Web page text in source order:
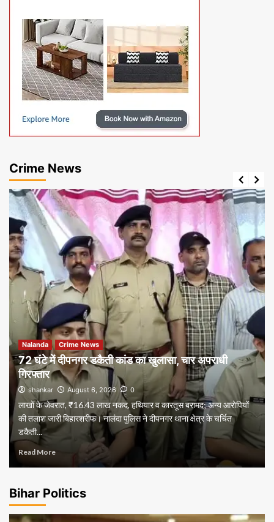
Crime News
Nalanda Crime News
72 घंटे में दीपनगर डकैती कांड का खुलासा, चार अपराधी
गिरफ्तार
shankar August 6, 2026 0
लाखों के जेवरात, ₹16.43 लाख नकद, हथियार व कारतूस बरामद; अन्य आरोपियों
की तलाश जारी बिहारशरीफ। नालंदा पुलिस ने दीपनगर थाना क्षेत्र के चर्चित
डकैती...
Read More
Bihar Politics